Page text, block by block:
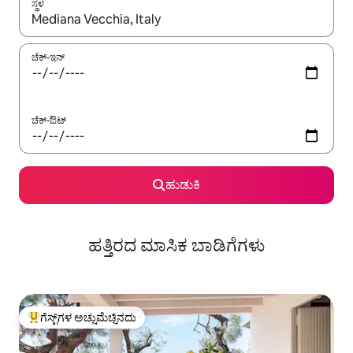
ಸ್ಥಳ
ಫಲಿತಾಂಶಗಳು ಲಭ್ಯವಿರುವಾಗ, ಅಪ್ ಮತ್ತು ಡೌನ್ ಬಾಣದ ಕೀಲಿಗಳೊಂದಿಗೆ
ಚೆಕ್-ಇನ್
ಚೆಕ್-ಔಟ್
ಹುಡುಕಿ
ಹತ್ತಿರದ ಮಾಸಿಕ ಬಾಡಿಗೆಗಳು
ಗೆಸ್ಟ್‌ಗಳಿಗೆ ಅತಿ ಹೆಚ್ಚು ಅಚ್ಚುಮೆಚ್ಚಿನದು
ಗೆಸ್ಟ್‌ಗಳ ಅಚ್ಚುಮೆಚ್ಚಿನದು